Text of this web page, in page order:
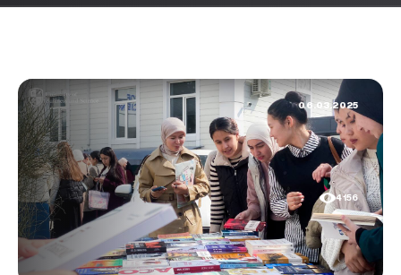
06.03.2025
4156